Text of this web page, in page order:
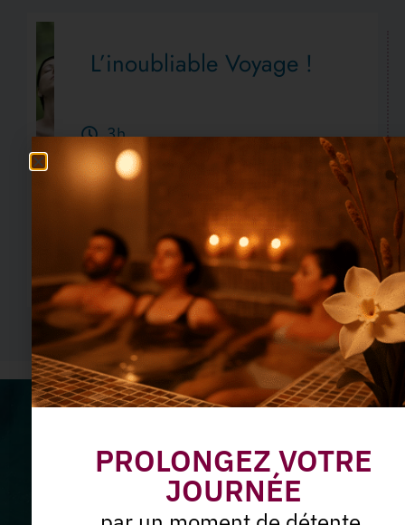
L’inoubliable Voyage !
3h
3 Heures rien que pour moi !
Thème à
choisir à la prise de rendez-vous au grès des
saisons et de vos envies, accompagné de
boissons chaudes et de douceurs sucrées.
En savoir plus
du moment
PROLONGEZ VOTRE
JOURNÉE